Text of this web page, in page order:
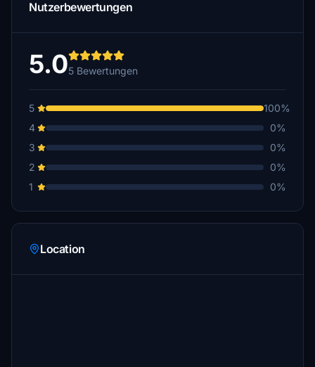
Nutzerbewertungen
5.05 Bewertungen
5
100%
4
0%
3
0%
2
0%
1
0%
Location